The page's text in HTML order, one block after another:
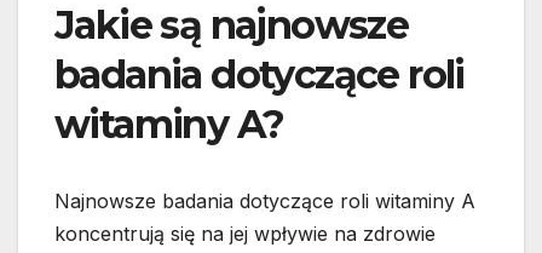
Jakie są najnowsze
badania dotyczące roli
witaminy A?
Najnowsze badania dotyczące roli witaminy A
koncentrują się na jej wpływie na zdrowie